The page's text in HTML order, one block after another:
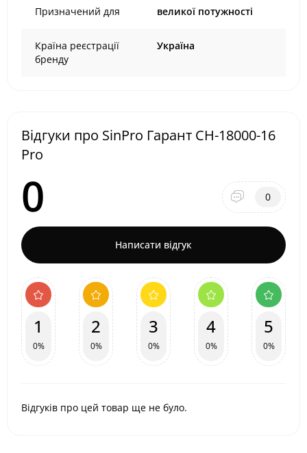
Призначений для великої потужності
Країна реєстрації
бренду
Україна
Відгуки про SinPro Гарант СН-18000-16
Pro
0 0
Написати відгук
1
0%
2
0%
3
0%
4
0%
5
0%
Відгуків про цей товар ще не було.